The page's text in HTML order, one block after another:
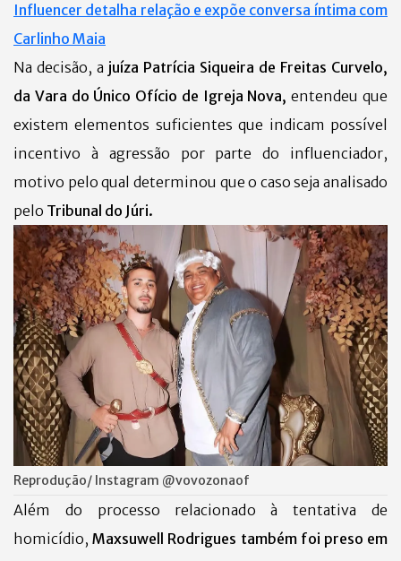
Influencer detalha relação e expõe conversa íntima com
Carlinho Maia
Na decisão, a juíza Patrícia Siqueira de Freitas Curvelo,
da Vara do Único Ofício de Igreja Nova, entendeu que
existem elementos suficientes que indicam possível
incentivo à agressão por parte do influenciador,
motivo pelo qual determinou que o caso seja analisado
pelo Tribunal do Júri.
Reprodução/ Instagram @vovozonaof
Além do processo relacionado à tentativa de
homicídio,Maxsuwell Rodrigues também foi preso em